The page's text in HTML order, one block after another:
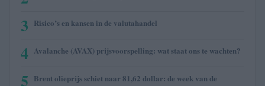
3 Risico’s en kansen in de valutahandel
4 Avalanche (AVAX) prijsvoorspelling: wat staat ons te wachten?
5 Brent olieprijs schiet naar 81,62 dollar: de week van de